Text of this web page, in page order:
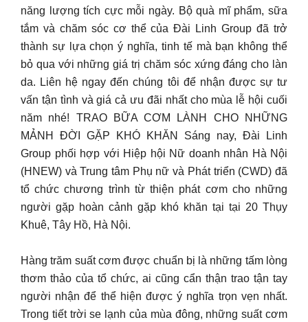
năng lượng tích cực mỗi ngày. Bộ quà mĩ phẩm, sữa
tắm và chăm sóc cơ thể của Đài Linh Group đã trở
thành sự lựa chọn ý nghĩa, tinh tế mà bạn không thể
bỏ qua với những giá trị chăm sóc xứng đáng cho làn
da. Liên hệ ngay đến chúng tôi để nhận được sự tư
vấn tận tình và giá cả ưu đãi nhất cho mùa lễ hội cuối
năm nhé! TRAO BỮA CƠM LÀNH CHO NHỮNG
MẢNH ĐỜI GẶP KHÓ KHĂN Sáng nay, Đài Linh
Group phối hợp với Hiệp hội Nữ doanh nhân Hà Nội
(HNEW) và Trung tâm Phụ nữ và Phát triển (CWD) đã
tổ chức chương trình từ thiện phát cơm cho những
người gặp hoàn cảnh gặp khó khăn tại tại 20 Thụy
Khuê, Tây Hồ, Hà Nội.
Hàng trăm suất cơm được chuẩn bị là những tấm lòng
thơm thảo của tổ chức, ai cũng cẩn thận trao tận tay
người nhận để thể hiện được ý nghĩa trọn vẹn nhất.
Trong tiết trời se lạnh của mùa đông, những suất cơm